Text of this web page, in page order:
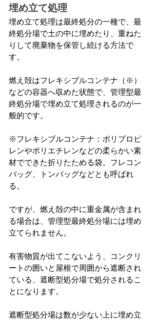
埋め立て処理
埋め立て処理は最終処分の一種で、最
終処分場で土の中に埋めたり、重ねた
りして廃棄物を保管し続ける方法で
す。
燃え殻はフレキシブルコンテナ（※）
などの容器へ収めた状態で、管理型最
終処分場で埋め立て処理されるのが一
般的です。
※フレキシブルコンテナ：ポリプロピ
レンやポリエチレンなどの柔らかい素
材でできた折りたためる袋。フレコン
バッグ、トンバッグなどとも呼ばれ
る。
ですが、燃え殻の中に重金属が含まれ
る場合は、管理型最終処分場には埋め
立てられません。
有害物質が出てこないよう、コンクリ
ートの囲いと屋根で周囲から遮断され
ている、遮断型処分場で処分されるこ
とになります。
遮断型処分場は数が少ない上に埋め立